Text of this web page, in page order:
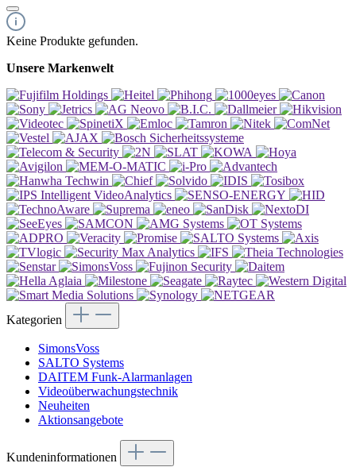
Keine Produkte gefunden.
Unsere Markenwelt
Kategorien
SimonsVoss
SALTO Systems
DAITEM Funk-Alarmanlagen
Videoüberwachungstechnik
Neuheiten
Aktionsangebote
Kundeninformationen